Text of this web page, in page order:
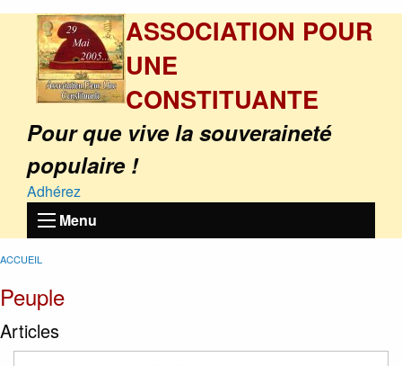
ASSOCIATION POUR
UNE
CONSTITUANTE
Pour que vive la souveraineté
populaire !
Adhérez
Menu
ACCUEIL
Peuple
Articles